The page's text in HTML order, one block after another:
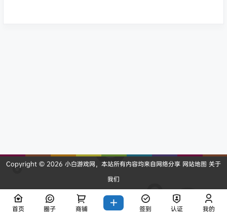
Copyright © 2026 小白游戏网，本站所有内容均来自网络分享 网站地图 关于
我们
查询 10 次，耗时 0.2671 秒
首页
圈子 商铺 签到 认证 我的